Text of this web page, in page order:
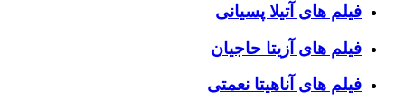
فیلم های آتیلا پسیانی
فیلم های آزیتا حاجیان
فیلم های آناهیتا نعمتی